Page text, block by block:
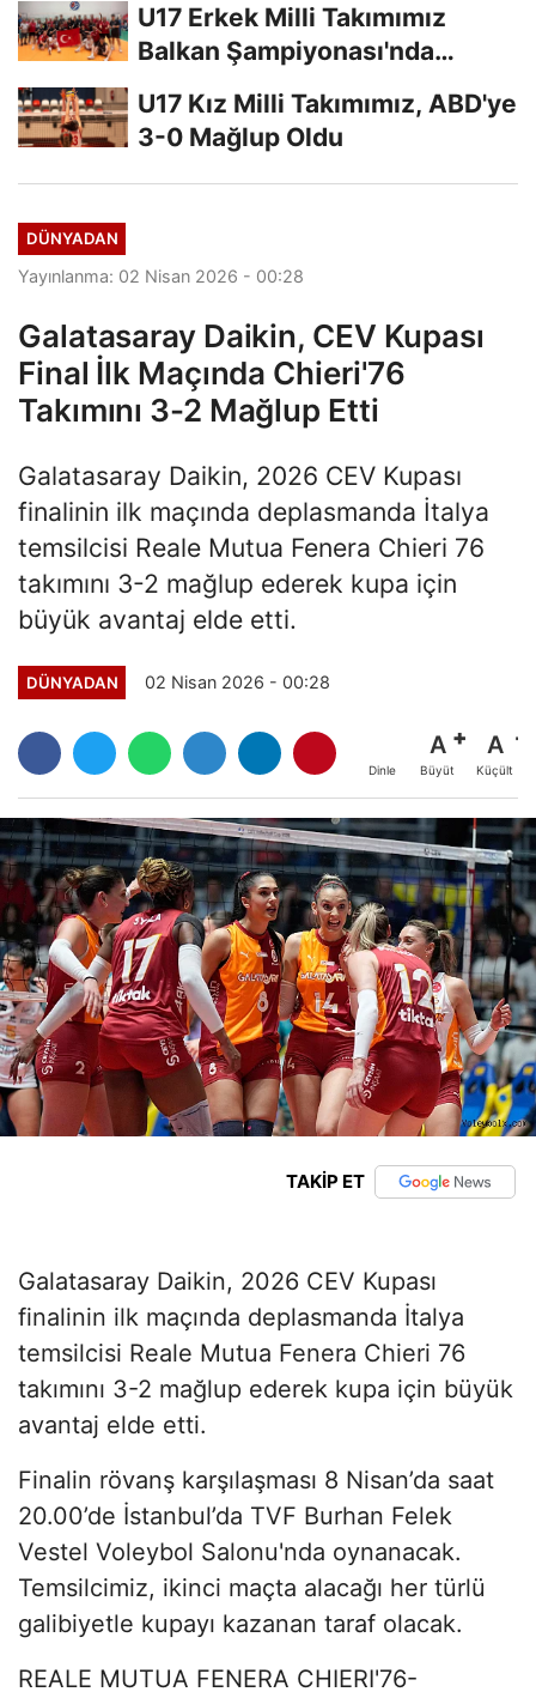
U17 Erkek Milli Takımımız
Balkan Şampiyonası'nda
U17 Kız Milli Takımımız, ABD'ye
3-0 Mağlup Oldu
DÜNYADAN
Yayınlanma: 02 Nisan 2026 - 00:28
Galatasaray Daikin, CEV Kupası
Final İlk Maçında Chieri'76
Takımını 3-2 Mağlup Etti
Galatasaray Daikin, 2026 CEV Kupası
finalinin ilk maçında deplasmanda İtalya
temsilcisi Reale Mutua Fenera Chieri 76
takımını 3-2 mağlup ederek kupa için
büyük avantaj elde etti.
DÜNYADAN 02 Nisan 2026 - 00:28
Dinle
A
Büyüt
A
Küçült
TAKİP ET
Galatasaray Daikin, 2026 CEV Kupası
finalinin ilk maçında deplasmanda İtalya
temsilcisi Reale Mutua Fenera Chieri 76
takımını 3-2 mağlup ederek kupa için büyük
avantaj elde etti.
Finalin rövanş karşılaşması 8 Nisan’da saat
20.00’de İstanbul’da TVF Burhan Felek
Vestel Voleybol Salonu'nda oynanacak.
Temsilcimiz, ikinci maçta alacağı her türlü
galibiyetle kupayı kazanan taraf olacak.
REALE MUTUA FENERA CHIERI'76-